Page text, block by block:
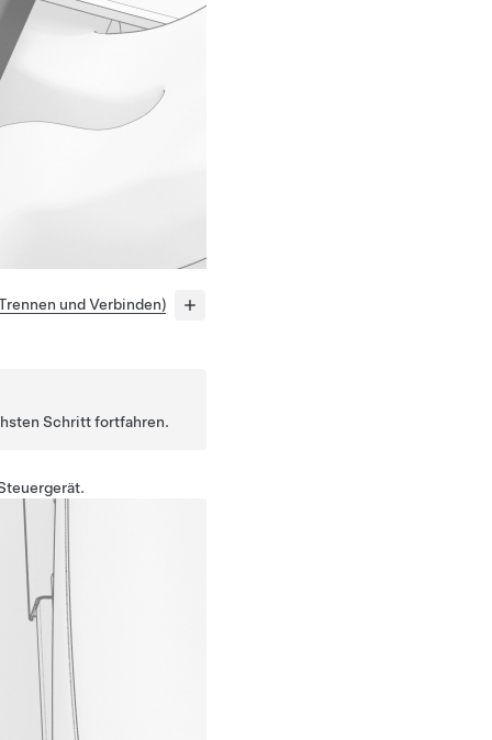
und Verbinden)
Schritt fortfahren.